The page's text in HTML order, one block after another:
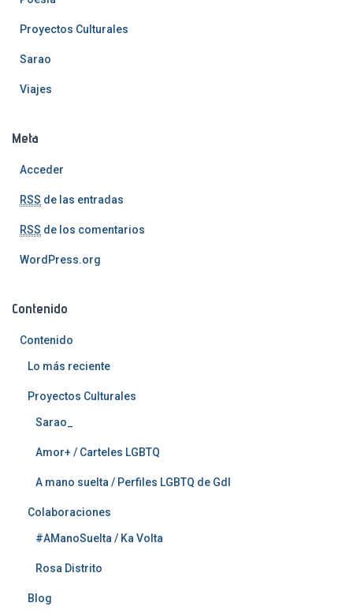
Proyectos Culturales
Sarao
Viajes
Meta
Acceder
RSS de las entradas
RSS de los comentarios
WordPress.org
Contenido
Contenido
Lo más reciente
Proyectos Culturales
Sarao_
Amor+ / Carteles LGBTQ
A mano suelta / Perfiles LGBTQ de Gdl
Colaboraciones
#AManoSuelta / Ka Volta
Rosa Distrito
Blog